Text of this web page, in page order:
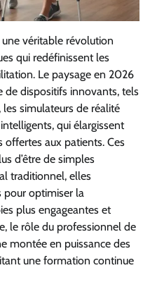
véritable révolution
qui redéfinissent les
Le paysage en 2026
de dispositifs innovants, tels
simulateurs de réalité
qui élargissent
aux patients. Ces
d’être de simples
traditionnel, elles
pour optimiser la
plus engageantes et
le rôle du professionnel de
montée en puissance des
une formation continue